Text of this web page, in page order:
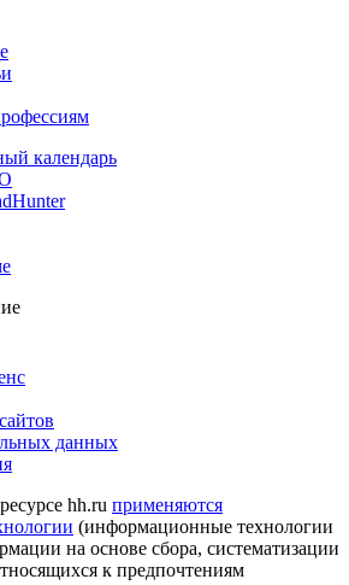
календарь
данных
hh.ru применяются
(информационные технологии
на основе сбора, систематизации
к предпочтениям